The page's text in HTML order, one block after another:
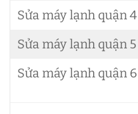
Sửa máy lạnh quận 4
Sửa máy lạnh quận 5
Sửa máy lạnh quận 6